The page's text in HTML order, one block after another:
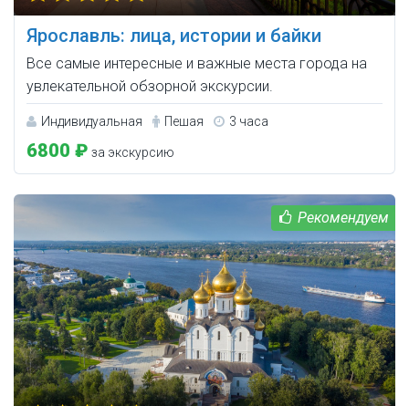
Ярославль: лица, истории и байки
Все самые интересные и важные места города на
увлекательной обзорной экскурсии.
Индивидуальная Пешая 3 часа
6800 ₽ за экскурсию